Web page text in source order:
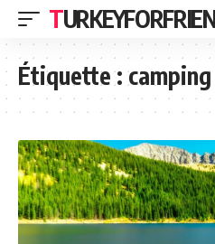
Étiquette :